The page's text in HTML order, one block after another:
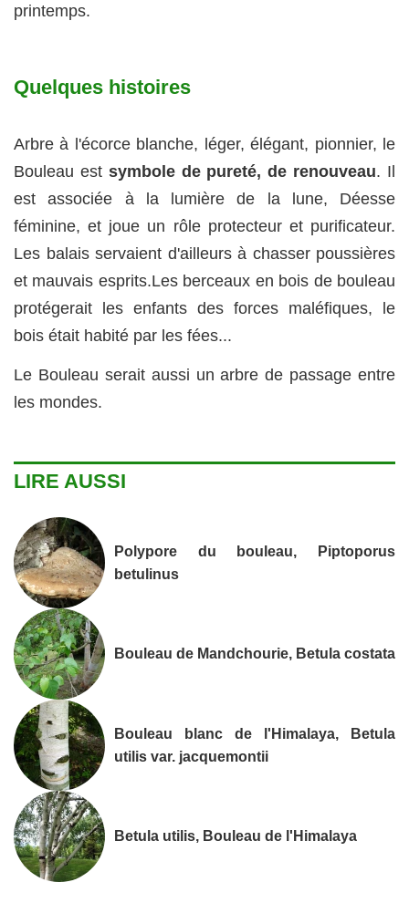
printemps.
Quelques histoires
Arbre à l'écorce blanche, léger, élégant, pionnier, le
Bouleau est symbole de pureté, de renouveau. Il
est associée à la lumière de la lune, Déesse
féminine, et joue un rôle protecteur et purificateur.
Les balais servaient d'ailleurs à chasser poussières
et mauvais esprits.Les berceaux en bois de bouleau
protégerait les enfants des forces maléfiques, le
bois était habité par les fées...
Le Bouleau serait aussi un arbre de passage entre
les mondes.
LIRE AUSSI
Polypore du bouleau, Piptoporus
betulinus
Bouleau de Mandchourie, Betula costata
Bouleau blanc de l'Himalaya, Betula
utilis var. jacquemontii
Betula utilis, Bouleau de l'Himalaya